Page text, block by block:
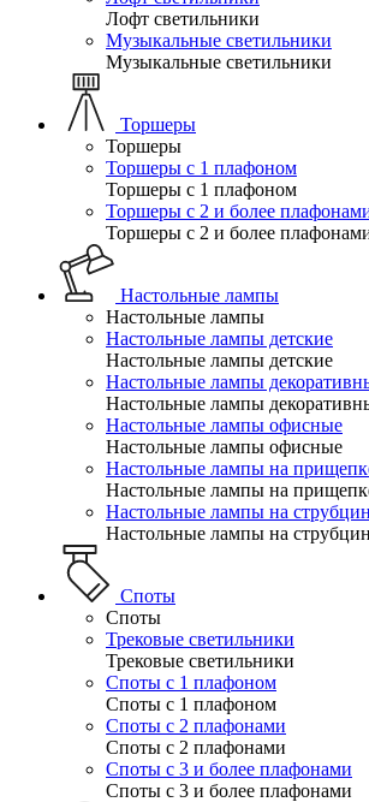
Лофт светильники
Музыкальные светильники
Музыкальные светильники
Торшеры
Торшеры
Торшеры с 1 плафоном
Торшеры с 1 плафоном
Торшеры с 2 и более
Торшеры с 2 и более
Настольные лампы
Настольные лампы
Настольные лампы детские
Настольные лампы детские
Настольные лампы
Настольные лампы
Настольные лампы офисные
Настольные лампы офисные
Настольные лампы на
Настольные лампы на
Настольные лампы на
Настольные лампы на
Споты
Споты
Трековые светильники
Трековые светильники
Споты с 1 плафоном
Споты с 1 плафоном
Споты с 2 плафонами
Споты с 2 плафонами
Споты с 3 и более плафонами
Споты с 3 и более плафонами